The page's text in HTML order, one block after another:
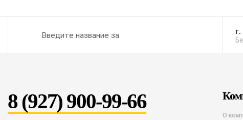
8 (927) 900-99-66
О